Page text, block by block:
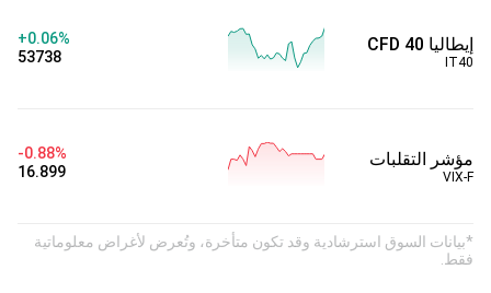
إيطاليا 40 CFD
IT40
+0.06%
53738
مؤشر التقلبات
VIX-F
-0.88%
16.899
*بيانات السوق استرشادية وقد تكون متأخرة، وتُعرض لأغراض معلوماتية
فقط.